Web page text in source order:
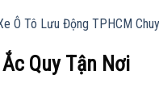
Ô Tô Lưu Động TPHCM
Quy Tận Nơi